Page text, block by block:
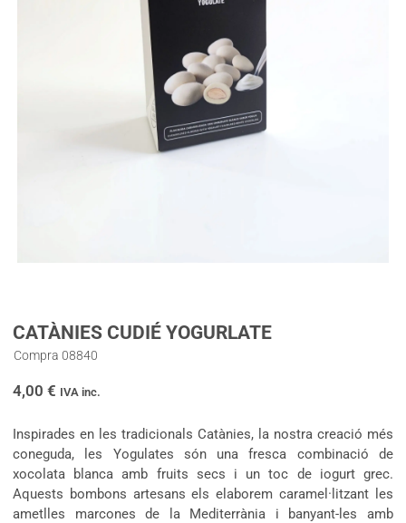
CATÀNIES CUDIÉ YOGURLATE
Compra 08840
4,00 € IVA inc.
Inspirades en les tradicionals Catànies, la nostra creació més
coneguda, les Yogulates són una fresca combinació de
xocolata blanca amb fruits secs i un toc de iogurt grec.
Aquests bombons artesans els elaborem caramel·litzant les
ametlles marcones de la Mediterrània i banyant-les amb